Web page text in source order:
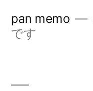
pan memo
です